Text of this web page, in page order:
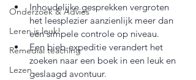
Onderzoek & Advies
Leren is leuk!
Remedial teaching
Lezen
Inhoudelijke gesprekken vergroten
het leesplezier aanzienlijk meer dan
een simpele controle op niveau.
Een bieb-expeditie verandert het
zoeken naar een boek in een leuk en
geslaagd avontuur.